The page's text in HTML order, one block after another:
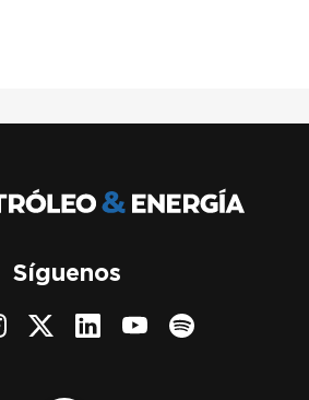
Síguenos